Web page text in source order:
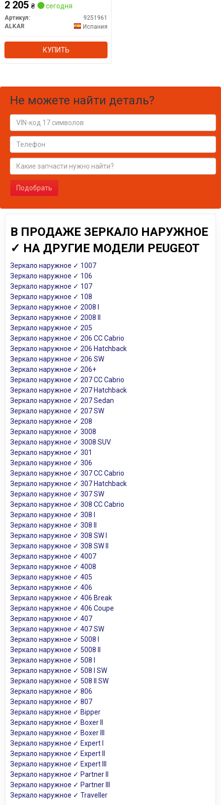
2 205 ₴ сегодня
Артикул:
9251961
ALKAR
Испания
КУПИТЬ
Не можете найти деталь?
Подобрать
В ПРОДАЖЕ ЗЕРКАЛО НАРУЖНОЕ
✓ НА ДРУГИЕ МОДЕЛИ PEUGEOT
Зеркало наружное ✓ 1007
Зеркало наружное ✓ 106
Зеркало наружное ✓ 107
Зеркало наружное ✓ 108
Зеркало наружное ✓ 2008 I
Зеркало наружное ✓ 2008 II
Зеркало наружное ✓ 205
Зеркало наружное ✓ 206 CC Cabrio
Зеркало наружное ✓ 206 Hatchback
Зеркало наружное ✓ 206 SW
Зеркало наружное ✓ 206+
Зеркало наружное ✓ 207 CC Cabrio
Зеркало наружное ✓ 207 Hatchback
Зеркало наружное ✓ 207 Sedan
Зеркало наружное ✓ 207 SW
Зеркало наружное ✓ 208
Зеркало наружное ✓ 3008
Зеркало наружное ✓ 3008 SUV
Зеркало наружное ✓ 301
Зеркало наружное ✓ 306
Зеркало наружное ✓ 307 CC Cabrio
Зеркало наружное ✓ 307 Hatchback
Зеркало наружное ✓ 307 SW
Зеркало наружное ✓ 308 CC Cabrio
Зеркало наружное ✓ 308 I
Зеркало наружное ✓ 308 II
Зеркало наружное ✓ 308 SW I
Зеркало наружное ✓ 308 SW II
Зеркало наружное ✓ 4007
Зеркало наружное ✓ 4008
Зеркало наружное ✓ 405
Зеркало наружное ✓ 406
Зеркало наружное ✓ 406 Break
Зеркало наружное ✓ 406 Coupe
Зеркало наружное ✓ 407
Зеркало наружное ✓ 407 SW
Зеркало наружное ✓ 5008 I
Зеркало наружное ✓ 5008 II
Зеркало наружное ✓ 508 I
Зеркало наружное ✓ 508 I SW
Зеркало наружное ✓ 508 II SW
Зеркало наружное ✓ 806
Зеркало наружное ✓ 807
Зеркало наружное ✓ Bipper
Зеркало наружное ✓ Boxer II
Зеркало наружное ✓ Boxer III
Зеркало наружное ✓ Expert I
Зеркало наружное ✓ Expert II
Зеркало наружное ✓ Expert III
Зеркало наружное ✓ Partner II
Зеркало наружное ✓ Partner III
Зеркало наружное ✓ Traveller